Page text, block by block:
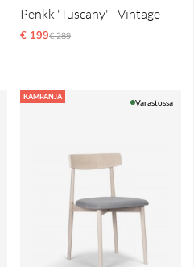
Penkk 'Tuscany' - Vintage
€ 199Normaali hinta
€ 289
KAMPANJA
Varastossa